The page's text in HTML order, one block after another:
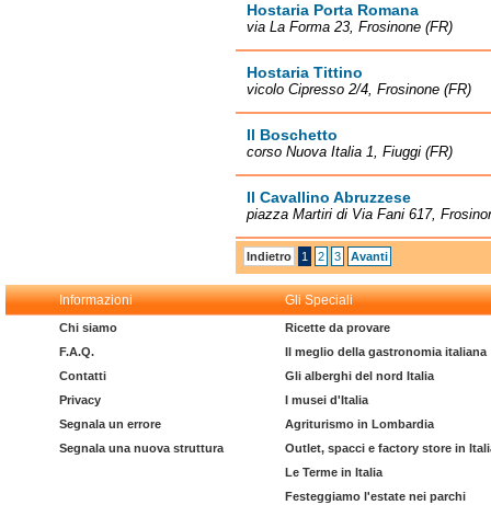
Hostaria Porta Romana
via La Forma 23, Frosinone (FR)
Hostaria Tittino
vicolo Cipresso 2/4, Frosinone (FR)
Il Boschetto
corso Nuova Italia 1, Fiuggi (FR)
Il Cavallino Abruzzese
piazza Martiri di Via Fani 617,
Indietro 1 2 3 Avanti
Informazioni Gli Speciali
Chi siamo
F.A.Q.
Contatti
Privacy
Segnala un errore
Segnala una nuova struttura
Ricette da provare
Il meglio della gastronomia italiana
Gli alberghi del nord Italia
I musei d'Italia
Agriturismo in Lombardia
Outlet, spacci e factory store in
Le Terme in Italia
Festeggiamo l'estate nei parchi